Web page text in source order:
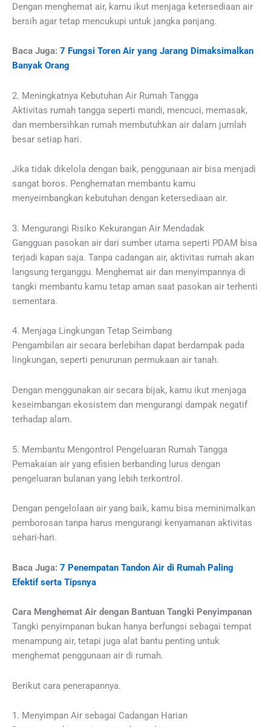
Dengan menghemat air, kamu ikut menjaga ketersediaan air
bersih agar tetap mencukupi untuk jangka panjang.
Baca Juga: 7 Fungsi Toren Air yang Jarang Dimaksimalkan
Banyak Orang
2. Meningkatnya Kebutuhan Air Rumah Tangga
Aktivitas rumah tangga seperti mandi, mencuci, memasak,
dan membersihkan rumah membutuhkan air dalam jumlah
besar setiap hari.
Jika tidak dikelola dengan baik, penggunaan air bisa menjadi
sangat boros. Penghematan membantu kamu
menyeimbangkan kebutuhan dengan ketersediaan air.
3. Mengurangi Risiko Kekurangan Air Mendadak
Gangguan pasokan air dari sumber utama seperti PDAM bisa
terjadi kapan saja. Tanpa cadangan air, aktivitas rumah akan
langsung terganggu. Menghemat air dan menyimpannya di
tangki membantu kamu tetap aman saat pasokan air terhenti
sementara.
4. Menjaga Lingkungan Tetap Seimbang
Pengambilan air secara berlebihan dapat berdampak pada
lingkungan, seperti penurunan permukaan air tanah.
Dengan menggunakan air secara bijak, kamu ikut menjaga
keseimbangan ekosistem dan mengurangi dampak negatif
terhadap alam.
5. Membantu Mengontrol Pengeluaran Rumah Tangga
Pemakaian air yang efisien berbanding lurus dengan
pengeluaran bulanan yang lebih terkontrol.
Dengan pengelolaan air yang baik, kamu bisa meminimalkan
pemborosan tanpa harus mengurangi kenyamanan aktivitas
sehari-hari.
Baca Juga: 7 Penempatan Tandon Air di Rumah Paling
Efektif serta Tipsnya
Cara Menghemat Air dengan Bantuan Tangki Penyimpanan
Tangki penyimpanan bukan hanya berfungsi sebagai tempat
menampung air, tetapi juga alat bantu penting untuk
menghemat penggunaan air di rumah.
Berikut cara penerapannya.
1. Menyimpan Air sebagai Cadangan Harian